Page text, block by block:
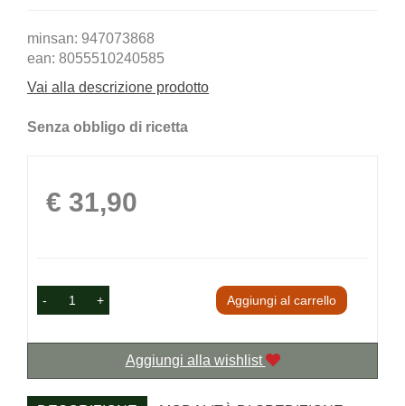
minsan: 947073868
ean: 8055510240585
Vai alla descrizione prodotto
Senza obbligo di ricetta
Prezzo
€ 31,90
- + Aggiungi al carrello
Aggiungi alla wishlist